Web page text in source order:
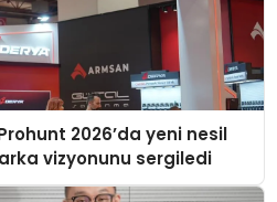
2026’da yeni nesil
vizyonunu sergiledi